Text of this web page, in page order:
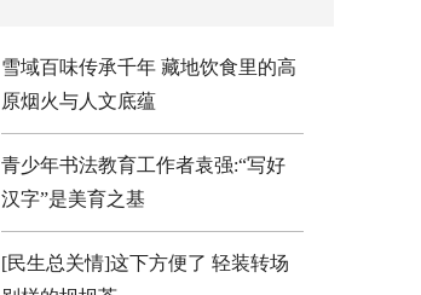
雪域百味传承千年 藏地饮食里的高
原烟火与人文底蕴
青少年书法教育工作者袁强:“写好
汉字”是美育之基
[民生总关情]这下方便了 轻装转场